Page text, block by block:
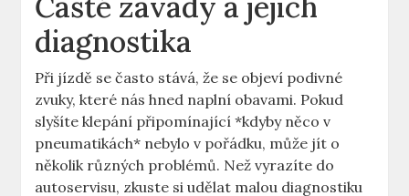
diagnostika
Při jízdě se často stává, že se objeví podivné
zvuky, které nás hned naplní obavami. Pokud
slyšíte klepání připomínající *kdyby něco v
pneumatikách* nebylo v pořádku, může jít o
několik různých problémů. Než vyrazíte do
autoservisu, zkuste si udělat malou diagnostiku